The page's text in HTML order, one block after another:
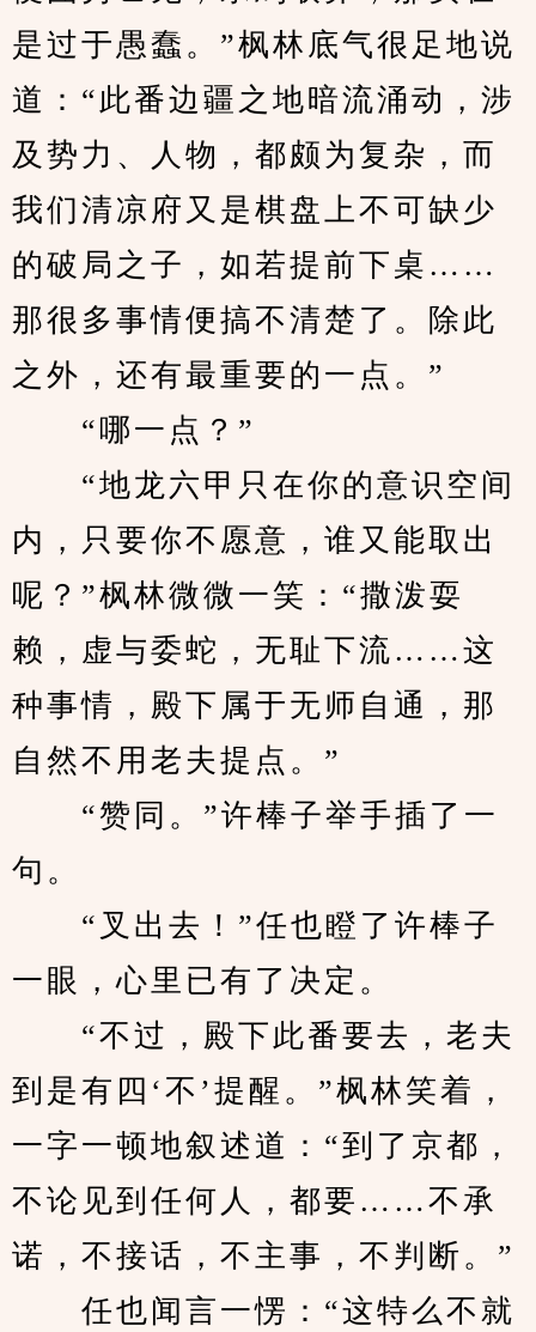
是过于愚蠢。”枫林底气很足地说
道：“此番边疆之地暗流涌动，涉
及势力、人物，都颇为复杂，而
我们清凉府又是棋盘上不可缺少
的破局之子，如若提前下桌……
那很多事情便搞不清楚了。除此
之外，还有最重要的一点。”
“哪一点？”
“地龙六甲只在你的意识空间
内，只要你不愿意，谁又能取出
呢？”枫林微微一笑：“撒泼耍
赖，虚与委蛇，无耻下流……这
种事情，殿下属于无师自通，那
自然不用老夫提点。”
“赞同。”许棒子举手插了一
句。
“叉出去！”任也瞪了许棒子
一眼，心里已有了决定。
“不过，殿下此番要去，老夫
到是有四‘不’提醒。”枫林笑着，
一字一顿地叙述道：“到了京都，
不论见到任何人，都要……不承
诺，不接话，不主事，不判断。”
任也闻言一愣：“这特么不就